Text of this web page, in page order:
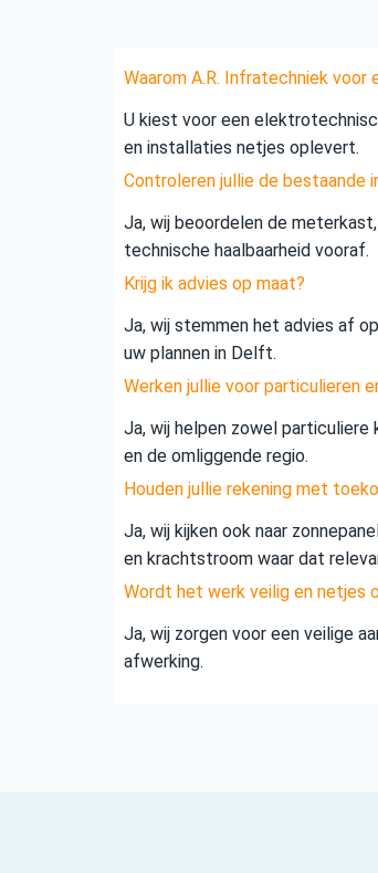
Waarom A.R. Infratechniek
U kiest voor een
en installaties netjes oplevert.
Controleren jullie de bestaande
Ja, wij beoordelen de
technische haalbaarheid vooraf.
Krijg ik advies op maat?
Ja, wij stemmen het advies af
uw plannen in Delft.
Werken jullie voor particulieren
Ja, wij helpen zowel
en de omliggende regio.
Houden jullie rekening met
Ja, wij kijken ook naar
en krachtstroom waar dat
Wordt het werk veilig en netjes
Ja, wij zorgen voor een veilige
afwerking.